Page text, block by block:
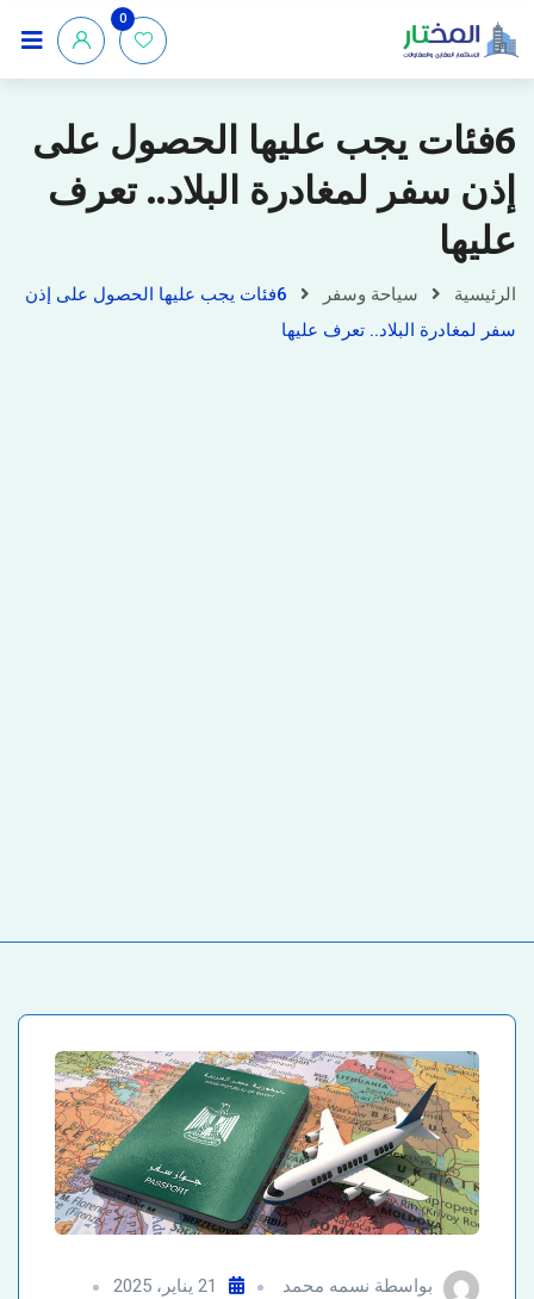
0
6فئات يجب عليها الحصول على
إذن سفر لمغادرة البلاد.. تعرف
عليها
الرئيسية سياحة وسفر
6فئات يجب عليها الحصول على إذن
سفر لمغادرة البلاد.. تعرف عليها
بواسطة نسمه محمد
21 يناير، 2025